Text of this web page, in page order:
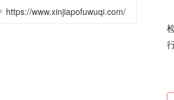
https://www.xinjiapofuwuqi.com/